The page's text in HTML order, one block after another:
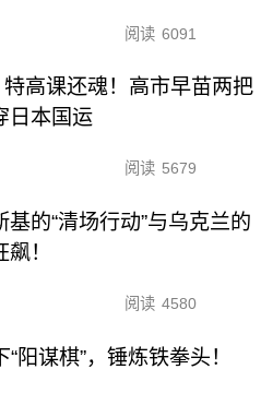
阅读 6091
高课还魂！高市早苗两把
日本国运
阅读 5679
基的“清场行动”与乌克兰的
！
阅读 4580
阳谋棋”，锤炼铁拳头！